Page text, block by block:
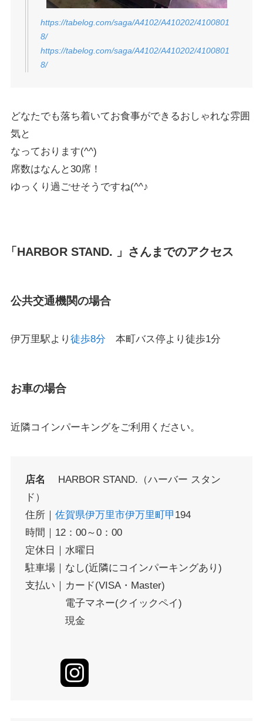
https://tabelog.com/saga/A4102/A410202/4100801
8/
https://tabelog.com/saga/A4102/A410202/4100801
8/
どなたでも落ち着いてお食事ができるおしゃれな雰囲
気と
なっております(^^)
席数はなんと30席！
ゆっくり過ごせそうですね(^^♪
「HARBOR STAND. 」さんまでのアクセス
公共交通機関の場合
伊万里駅より 徒歩8分 本町バス停より徒歩1分
お車の場合
近隣コインパーキングをご利用ください。
店名
HARBOR STAND.（ハーバー スタン
ド）
住所｜佐賀県伊万里市伊万里町甲 194
時間｜12：00～0：00
定休日｜水曜日
駐車場｜なし(近隣にコインパーキングあり)
支払い｜カード(VISA・Master)
電子マネー(クイックペイ)
現金